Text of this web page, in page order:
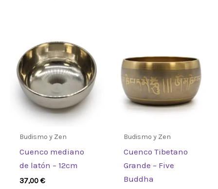
Budismo y Zen
Cuenco mediano
de latón – 12cm
37,00€
Budismo y Zen
Cuenco Tibetano
Grande – Five
Buddha